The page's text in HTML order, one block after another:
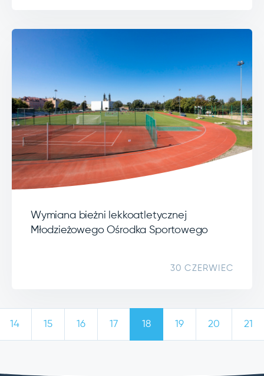
Wymiana bieżni lekkoatletycznej
Młodzieżowego Ośrodka Sportowego
30 CZERWIEC
14 15 16 17 18 19 20 21